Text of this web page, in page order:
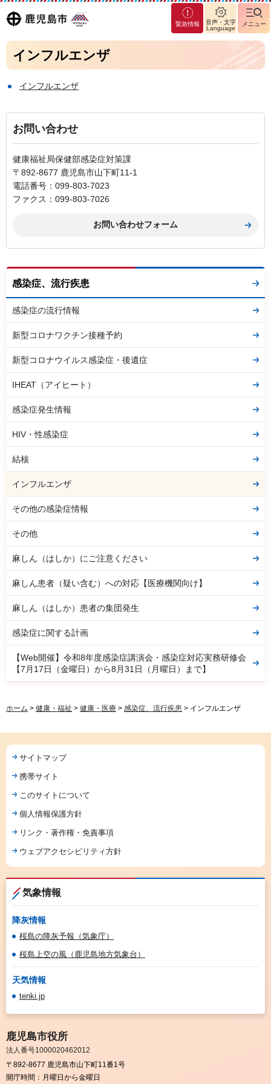
鹿児島
市
マグ
マシ
ティ
鹿児
島市
緊急情報
音声・文字
Language
メニュー
インフルエンザ
インフルエンザ
お問い合わせ
健康福祉局保健部感染症対策課
〒892-8677 鹿児島市山下町11-1
電話番号：099-803-7023
ファクス：099-803-7026
感染症、流行疾患
感染症の流行情報
新型コロナワクチン接種予約
新型コロナウイルス感染症・後遺症
IHEAT（アイヒート）
感染症発生情報
HIV・性感染症
結核
インフルエンザ
その他の感染症情報
その他
麻しん（はしか）にご注意ください
麻しん患者（疑い含む）への対応【医療機関向け】
麻しん（はしか）患者の集団発生
感染症に関する計画
【Web開催】令和8年度感染症講演会・感染症対応実務研修会
【7月17日（金曜日）から8月31日（月曜日）まで】
ホーム > 健康・福祉 > 健康・医療 > 感染症、流行疾患 > インフルエンザ
サイトマップ
携帯サイト
このサイトについて
個人情報保護方針
リンク・著作権・免責事項
ウェブアクセシビリティ方針
気象情報
降灰情報
桜島の降灰予報（気象庁）
桜島上空の風（鹿児島地方気象台）
天気情報
tenki.jp
鹿児島市役所
法人番号1000020462012
〒892-8677 鹿児島市山下町11番1号
開庁時間： 月曜日から金曜日